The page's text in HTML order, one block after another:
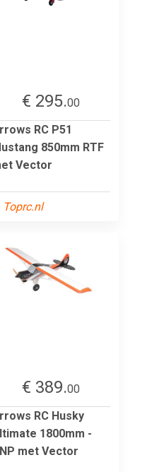
€ 295.00
RC P51
850mm RTF
Vector
Toprc.nl
€ 389.00
RC Husky
1800mm -
met Vector